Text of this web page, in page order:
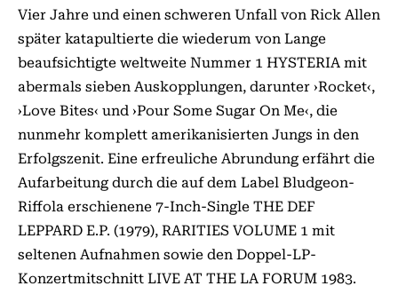
Vier Jahre und einen schweren Unfall von Rick Allen
später katapultierte die wiederum von Lange
beaufsichtigte weltweite Nummer 1 HYSTERIA mit
abermals sieben Auskopplungen, darunter ›Rocket‹,
›Lo­ve Bites‹ und ›Pour Some Sugar On Me‹, die
nunmehr komplett amerikanisierten Jungs in den
Erfolgszenit. Eine erfreuliche Abrundung erfährt die
Auf­arbeitung durch die auf dem Label Bludgeon-
Riffola erschienene 7-Inch-Single THE DEF
LEPPARD E.P. (1979), RARITIES VOLUME 1 mit
seltenen Aufnahmen sowie den Doppel-LP-
Konzertmitschnitt LIVE AT THE LA FORUM 1983.